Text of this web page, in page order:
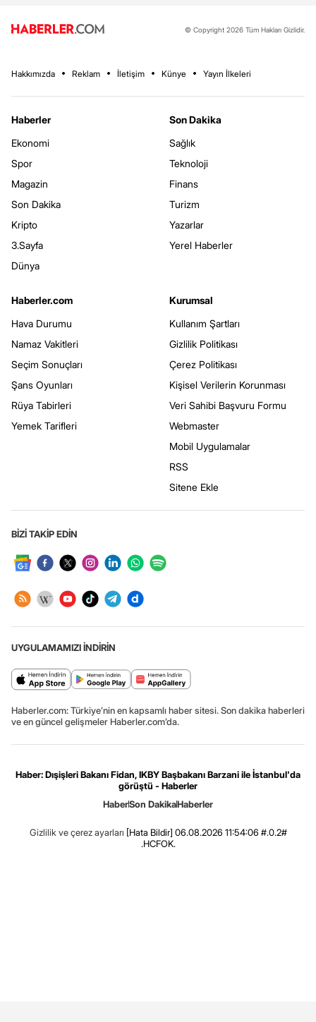
© Copyright 2026 Tüm Hakları Gizlidir.
Hakkımızda Reklam İletişim Künye Yayın İlkeleri
Haberler
Ekonomi
Spor
Magazin
Son Dakika
Kripto
3.Sayfa
Dünya
Son Dakika
Sağlık
Teknoloji
Finans
Turizm
Yazarlar
Yerel Haberler
Haberler.com
Hava Durumu
Namaz Vakitleri
Seçim Sonuçları
Şans Oyunları
Rüya Tabirleri
Yemek Tarifleri
Kurumsal
Kullanım Şartları
Gizlilik Politikası
Çerez Politikası
Kişisel Verilerin Korunması
Veri Sahibi Başvuru Formu
Webmaster
Mobil Uygulamalar
RSS
Sitene Ekle
BİZİ TAKİP EDİN
UYGULAMAMIZI İNDİRİN
Haberler.com: Türkiye’nin en kapsamlı haber sitesi. Son dakika haberleri
ve en güncel gelişmeler Haberler.com’da.
Haber: Dışişleri Bakanı Fidan, IKBY Başbakanı Barzani ile İstanbul'da
görüştü - Haberler
HaberSon DakikaHaberler
Gizlilik ve çerez ayarları [Hata Bildir] 06.08.2026 11:54:06 #.0.2#
.HCFOK.